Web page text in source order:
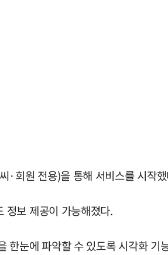
·회원 전용)을 통해 서비스를 시작
정보 제공이 가능해졌다.
한눈에 파악할 수 있도록 시각화 기